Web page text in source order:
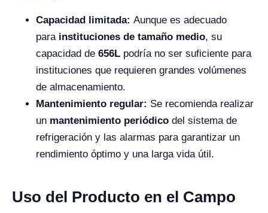
Capacidad limitada: Aunque es adecuado
para instituciones de tamaño medio, su
capacidad de 656L podría no ser suficiente para
instituciones que requieren grandes volúmenes
de almacenamiento.
Mantenimiento regular: Se recomienda realizar
un mantenimiento periódico del sistema de
refrigeración y las alarmas para garantizar un
rendimiento óptimo y una larga vida útil.
Uso del Producto en el Campo